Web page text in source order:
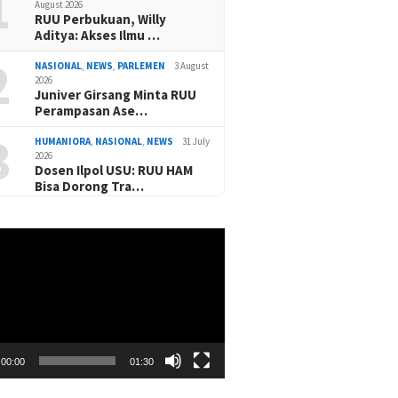
August 2026
RUU Perbukuan, Willy
Aditya: Akses Ilmu …
NASIONAL, NEWS, PARLEMEN
3 August
2026
Juniver Girsang Minta RUU
Perampasan Ase…
HUMANIORA, NASIONAL, NEWS
31 July
2026
Dosen Ilpol USU: RUU HAM
Bisa Dorong Tra…
00:00 01:30